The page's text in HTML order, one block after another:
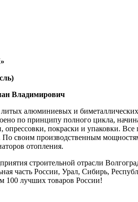
Владимирович
алюминиевых и
по принципу полного цикла,
покраски и упаковки.
своим производственным
отопления.
строительной отрасли
часть России, Урал, Сибирь,
100 лучших товаров России!